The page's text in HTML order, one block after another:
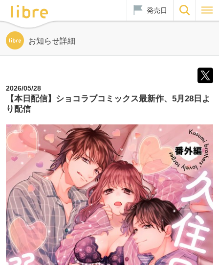
発売日
お知らせ詳細
2026/05/28
【本日配信】ショコラブコミックス最新作、5月28日よ
り配信